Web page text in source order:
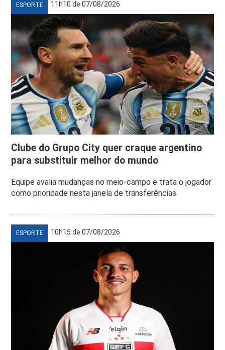
ESPORTE 11h10 de 07/08/2026
Clube do Grupo City quer craque argentino
para substituir melhor do mundo
Equipe avalia mudanças no meio-campo e trata o jogador
como prioridade nesta janela de transferências
ESPORTE 10h15 de 07/08/2026